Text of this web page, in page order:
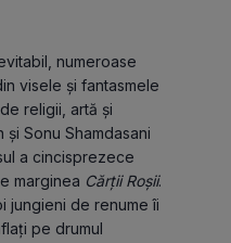
numeroase
visele şi fantasmele
religii, artă şi
Sonu Shamdasani
a cincisprezece
marginea Cărţii Roşii.
jungieni de renume îi
pe drumul